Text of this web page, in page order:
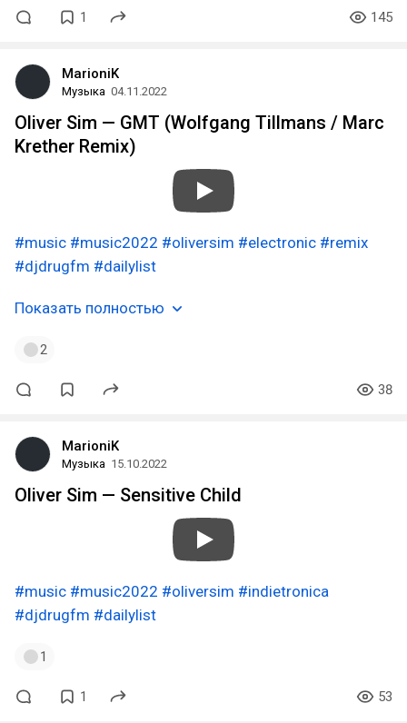
1 145
MarioniK
Музыка 04.11.2022
Oliver Sim — GMT (Wolfgang Tillmans / Marc
Krether Remix)
#music #music2022 #oliversim #electronic #remix
#djdrugfm #dailylist
Показать полностью
2
38
MarioniK
Музыка 15.10.2022
Oliver Sim — Sensitive Child
#music #music2022 #oliversim #indietronica
#djdrugfm #dailylist
1
1 53